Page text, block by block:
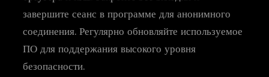
завершите сеанс в программе для анонимного
соединения. Регулярно обновляйте используемое
ПО для поддержания высокого уровня
безопасности.